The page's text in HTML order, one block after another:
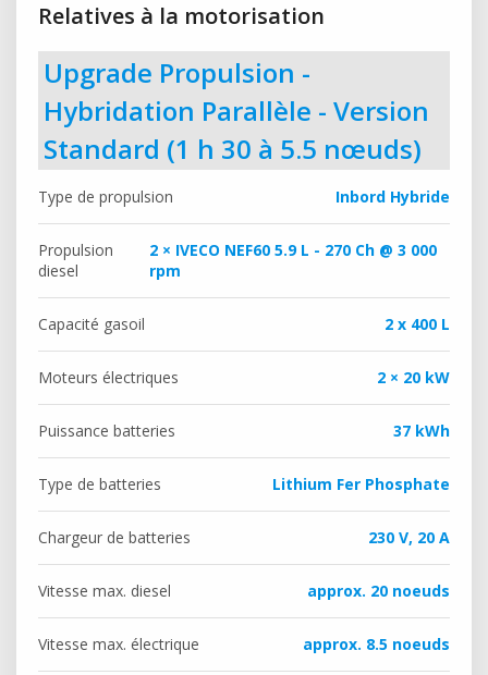
Relatives à la motorisation
Upgrade Propulsion -
Hybridation Parallèle - Version
Standard (1 h 30 à 5.5 nœuds)
Type de propulsion Inbord Hybride
Propulsion
diesel
2 × IVECO NEF60 5.9 L - 270 Ch @ 3 000
rpm
Capacité gasoil 2 x 400 L
Moteurs électriques 2 × 20 kW
Puissance batteries 37 kWh
Type de batteries Lithium Fer Phosphate
Chargeur de batteries 230 V, 20 A
Vitesse max. diesel approx. 20 noeuds
Vitesse max. électrique approx. 8.5 noeuds